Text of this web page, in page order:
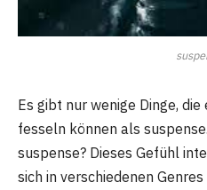
Es gibt nur wenige Dinge,
fesseln können als
suspense? Dieses Gefühl
sich in verschiedenen